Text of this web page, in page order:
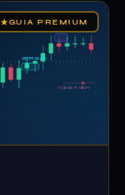
★GUIA PREMIUM